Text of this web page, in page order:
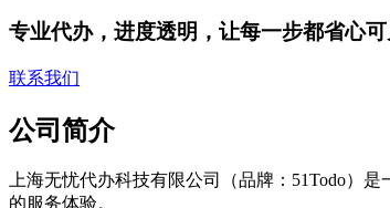
专业代办，进度透明，让每一步都省心可
联系我们
公司简介
上海无忧代办科技有限公司（品牌：51Todo）
的服务体验。